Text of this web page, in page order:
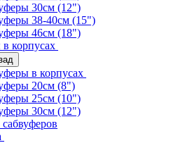
30см (12")
38-40см (15")
46см (18")
корпусах
в корпусах
20см (8")
25см (10")
30см (12")